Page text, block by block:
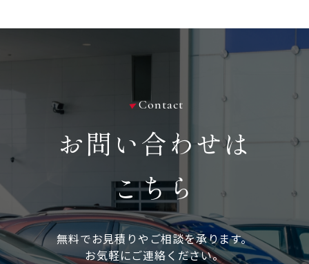
contact
お問い合わせは
こちら
無料でお見積りやご相談を承ります。
お気軽にご連絡ください。